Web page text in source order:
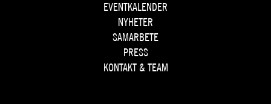
EVENTKALENDER
NYHETER
SAMARBETE
PRESS
KONTAKT & TEAM